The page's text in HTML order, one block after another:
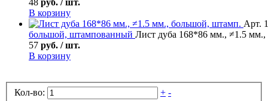
48 руб. / шт.
В корзину
Арт.
большой, штампованный Лист дуба 168*86 мм., ≠1.5
57 руб. / шт.
В корзину
Кол-во: + -